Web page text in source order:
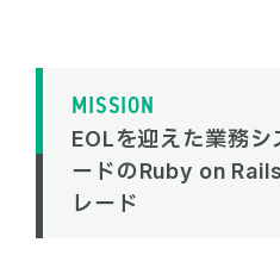
MISSION
EOLを迎えた業務シ
ードのRuby on
レード